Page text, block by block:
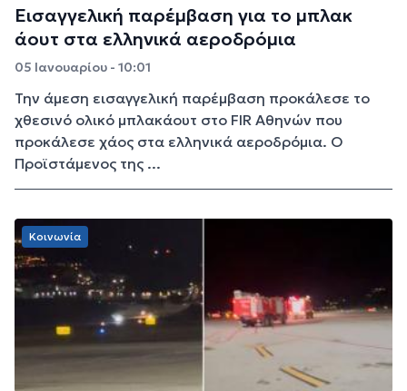
Εισαγγελική παρέμβαση για το μπλακ
άουτ στα ελληνικά αεροδρόμια
05 Ιανουαρίου - 10:01
Την άμεση εισαγγελική παρέμβαση προκάλεσε το
χθεσινό ολικό μπλακάουτ στο FIR Αθηνών που
προκάλεσε χάος στα ελληνικά αεροδρόμια. Ο
Προϊστάμενος της ...
Κοινωνία